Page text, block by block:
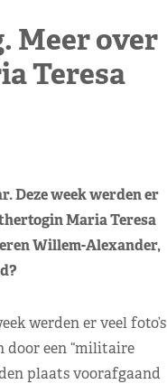
Meer over
Teresa
Deze week werden er
Maria Teresa
Willem-Alexander,
werden er veel foto’s
door een “militaire
plaats voorafgaand